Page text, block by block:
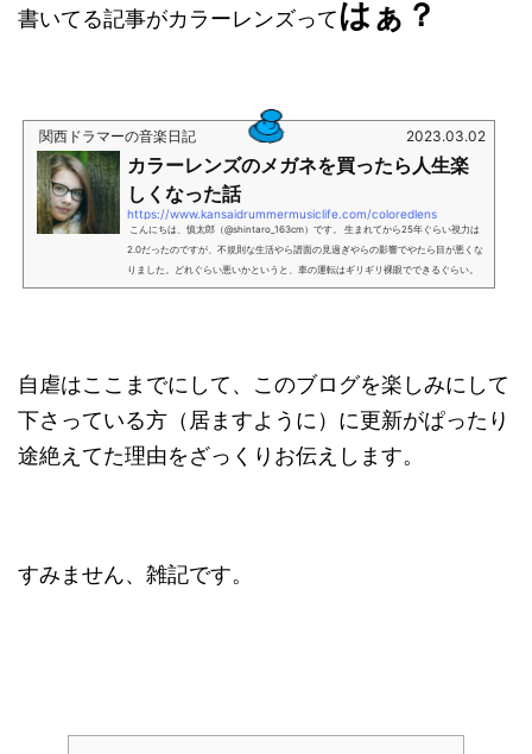
書いてる記事がカラーレンズってはぁ？
関西ドラマーの音楽日記 2023.03.02
カラーレンズのメガネを買ったら人生楽
しくなった話
https://www.kansaidrummermusiclife.com/coloredlens
こんにちは、慎太郎（@shintaro_163cm）です。 生まれてから25年ぐらい視力は
2.0だったのですが、不規則な生活やら譜面の見過ぎやらの影響でやたら目が悪くな
りました。どれぐらい悪いかというと、車の運転はギリギリ裸眼でできるぐらい。
要はそんなに悪すぎない。 ですが今は絶賛メガネ生活してます。景色が綺麗に見え
自虐はここまでにして、このブログを楽しみにして
下さっている方（居ますように）に更新がぱったり
途絶えてた理由をざっくりお伝えします。
すみません、雑記です。